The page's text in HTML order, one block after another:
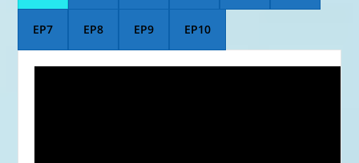
EP7 EP8 EP9 EP10